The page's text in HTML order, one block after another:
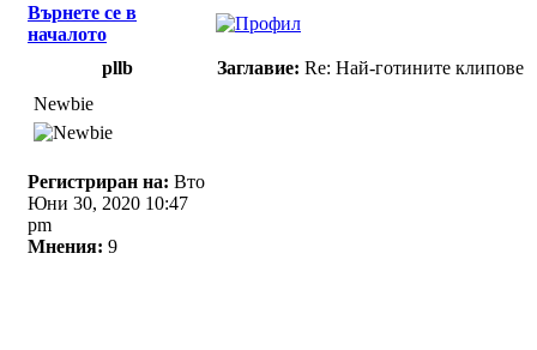
Върнете се в
началото
pllb
Заглавие: Re: Най-готините клипове
Newbie
Регистриран на: Вто
Юни 30, 2020 10:47
pm
Мнения: 9